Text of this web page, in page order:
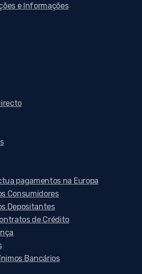
e Informações
pagamentos na Europa
Consumidores
Depositantes
de Crédito
Bancários